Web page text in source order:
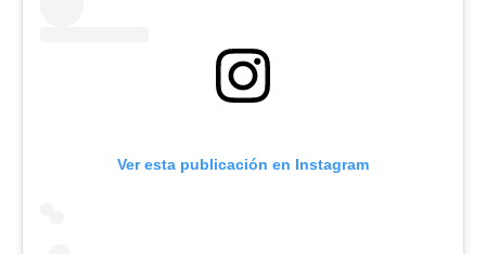
Ver esta publicación en Instagram